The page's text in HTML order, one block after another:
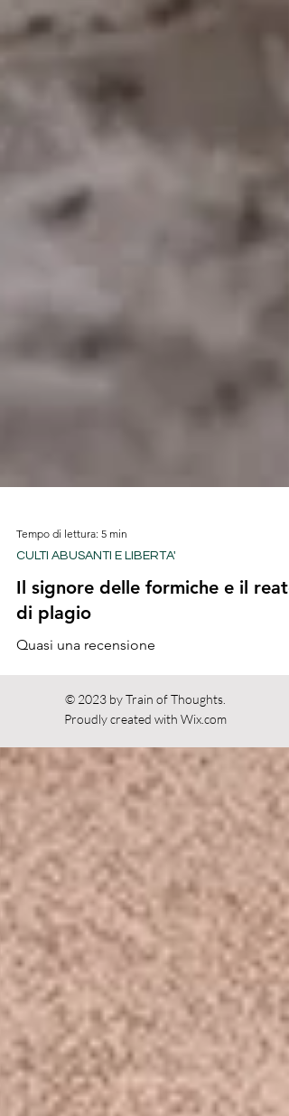
CULTI ABUSANTI E LIBERTA'
Il signore delle formiche e il reato
di plagio
Quasi una recensione
Proudly created with Wix.com